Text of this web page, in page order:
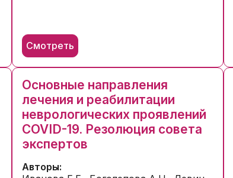
Смотреть
Основные направления
лечения и реабилитации
неврологических проявлений
COVID-19. Резолюция совета
экспертов
Авторы: